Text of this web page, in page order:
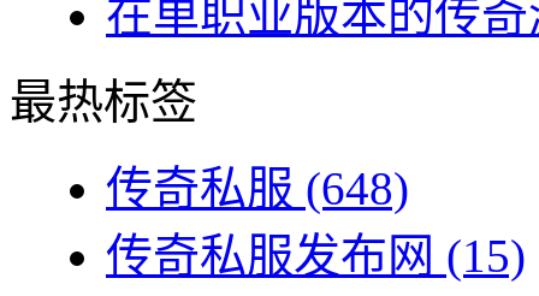
在单职业版本的传
最热标签
传奇私服 (648)
传奇私服发布网 (15)